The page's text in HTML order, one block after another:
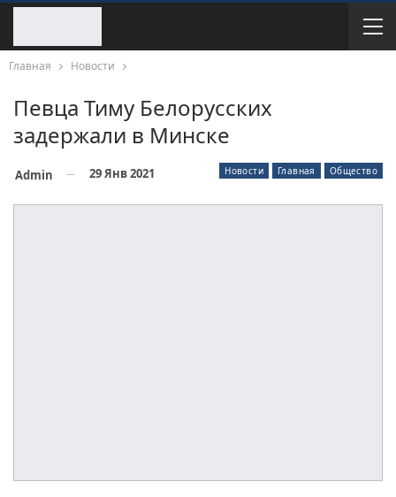
Главная Новости
Певца Тиму Белорусских
задержали в Минске
Новости Главная Общество
Admin 29 Янв 2021